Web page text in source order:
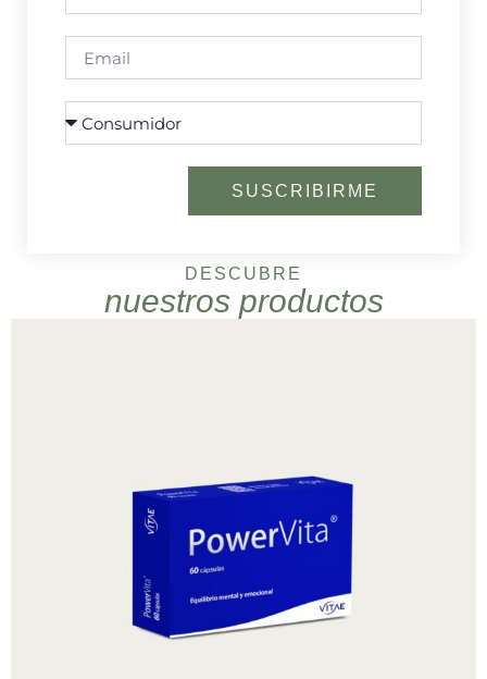
SUSCRIBIRME
DESCUBRE
nuestros productos